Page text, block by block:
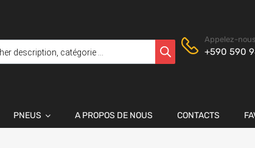
Appelez-
+590 590
PNEUS A PROPOS DE NOUS CONTACTS